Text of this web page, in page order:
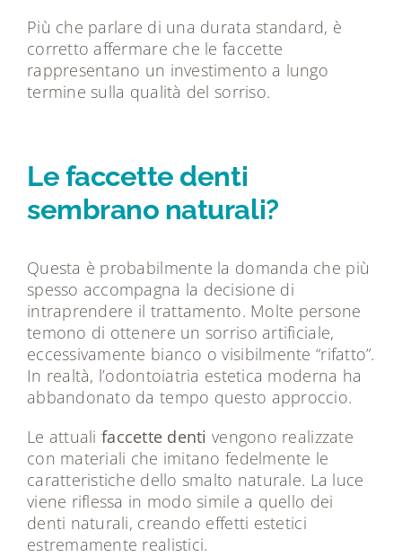
Più che parlare di una durata standard, è
corretto affermare che le faccette
rappresentano un investimento a lungo
termine sulla qualità del sorriso.
Le faccette denti
sembrano naturali?
Questa è probabilmente la domanda che più
spesso accompagna la decisione di
intraprendere il trattamento. Molte persone
temono di ottenere un sorriso artificiale,
eccessivamente bianco o visibilmente “rifatto”.
In realtà, l’odontoiatria estetica moderna ha
abbandonato da tempo questo approccio.
Le attuali faccette denti vengono realizzate
con materiali che imitano fedelmente le
caratteristiche dello smalto naturale. La luce
viene riflessa in modo simile a quello dei
denti naturali, creando effetti estetici
estremamente realistici.